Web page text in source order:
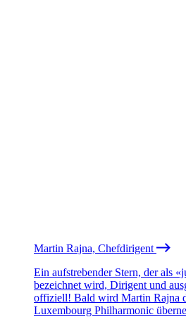
Martin Rajna, Chefdirigent
Ein aufstrebender Stern, der als
bezeichnet wird, Dirigent und
offiziell! Bald wird Martin Rajna
Luxembourg Philharmonic